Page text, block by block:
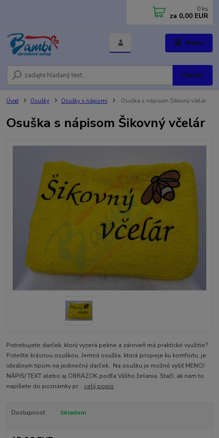
Menu
Hľadať
0 ks
za 0,00 EUR
Úvod Osušky Osušky s nápismi Osuška s nápisom Šikovný včelár
Osuška s nápisom Šikovný včelár
Potrebujete darček, ktorý vyzerá pekne a zároveň má praktické využitie?
Potešte krásnou osuškou. Jemná osuška, ktorá prispeje ku komfortu, je
ideálnym tipom na jedinečný darček. Na osušku je možné vyšiť MENO/
NÁPIS/ TEXT alebo aj OBRÁZOK podľa Vášho želania. Stačí, ak nám to
napíšete do poznámky pr... celý popis
Dostupnosť Skladom